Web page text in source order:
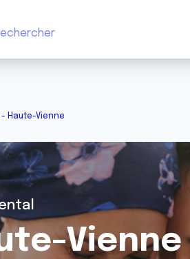
- Haute-Vienne
Vienne